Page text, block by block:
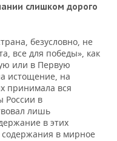
слишком дорого
безусловно, не
все для победы», как
или в Первую
истощение, на
принимала вся
России в
лишь
в этих
содержания в мирное